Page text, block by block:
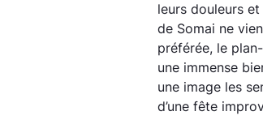
leurs douleurs
de Somai ne
préférée, le
une immense
une image les
d’une fête